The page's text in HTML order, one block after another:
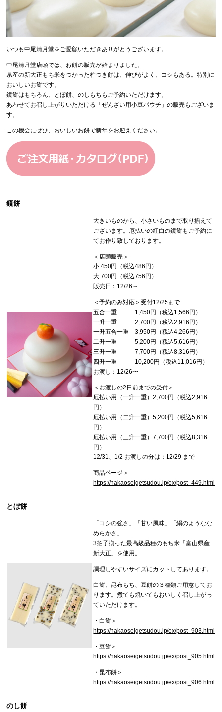
いつも中尾清月堂をご愛顧いただきありがとうございます。
中尾清月堂店頭では、お餅の販売が始まりました。
県産の新大正もち米をつかった杵つき餅は、伸びがよく、コシもある。特別に
おいしいお餅です。
鏡餅はもちろん、とぼ餅、のしもちもご予約いただけます。
あわせてお召し上がりいただける「ぜんざい用小豆パウチ」の販売もございま
す。
この機会にぜひ、おいしいお餅で新年をお迎えください。
鏡餅
大きいものから、小さいものまで取り揃えて
ございます。厄払いの紅白の鏡餅もご予約に
てお作り致しております。
＜店頭販売＞
小 450円（税込486円）
大 700円（税込756円）
販売日：12/26～
＜予約のみ対応＞受付12/25まで
五合一重 1,450円（税込1,566円）
一升一重 2,700円（税込2,916円）
一升五合一重 3,950円（税込4,266円）
二升一重 5,200円（税込5,616円）
三升一重 7,700円（税込8,316円）
四升一重 10,200円（税込11,016円）
お渡し：12/26〜
＜お渡しの2日前までの受付＞
厄払い用（一升一重）2,700円（税込2,916
円）
厄払い用（二升一重）5,200円（税込5,616
円）
厄払い用（三升一重）7,700円（税込8,316
円）
12/31、1/2 お渡しの分は：12/29 まで
商品ページ＞
https://nakaoseigetsudou.jp/ex/post_449.html
とぼ餅
「コシの強さ」「甘い風味」「絹のようなな
めらかさ」
3拍子揃った最高級品種のもち米「富山県産
新大正」を使用。
調理しやすいサイズにカットしてあります。
白餅、昆布もち、豆餅の３種類ご用意してお
ります。煮ても焼いてもおいしく召し上がっ
ていただけます。
・白餅＞
https://nakaoseigetsudou.jp/ex/post_903.html
・豆餅＞
https://nakaoseigetsudou.jp/ex/post_905.html
・昆布餅＞
https://nakaoseigetsudou.jp/ex/post_906.html
のし餅